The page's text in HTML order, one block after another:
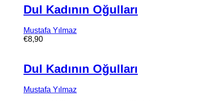
Dul Kadının Oğulları
Mustafa Yılmaz
€8,90
Dul Kadının Oğulları
Mustafa Yılmaz